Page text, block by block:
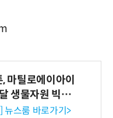
마틸로에이아이
생물자원 빅데
증 최고 등급
뉴스룸 바로가기>